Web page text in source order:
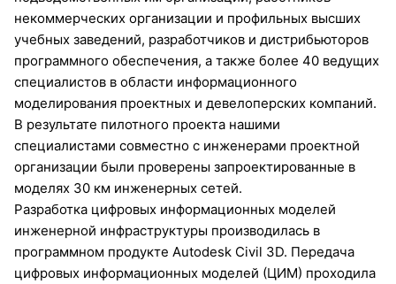
некоммерческих организации и профильных высших
учебных заведений, разработчиков и дистрибьюторов
программного обеспечения, а также более 40 ведущих
специалистов в области информационного
моделирования проектных и девелоперских компаний.
В результате пилотного проекта нашими
специалистами совместно с инженерами проектной
организации были проверены запроектированные в
моделях 30 км инженерных сетей.
Разработка цифровых информационных моделей
инженерной инфраструктуры производилась в
программном продукте Autodesk Civil 3D. Передача
цифровых информационных моделей (ЦИМ) проходила